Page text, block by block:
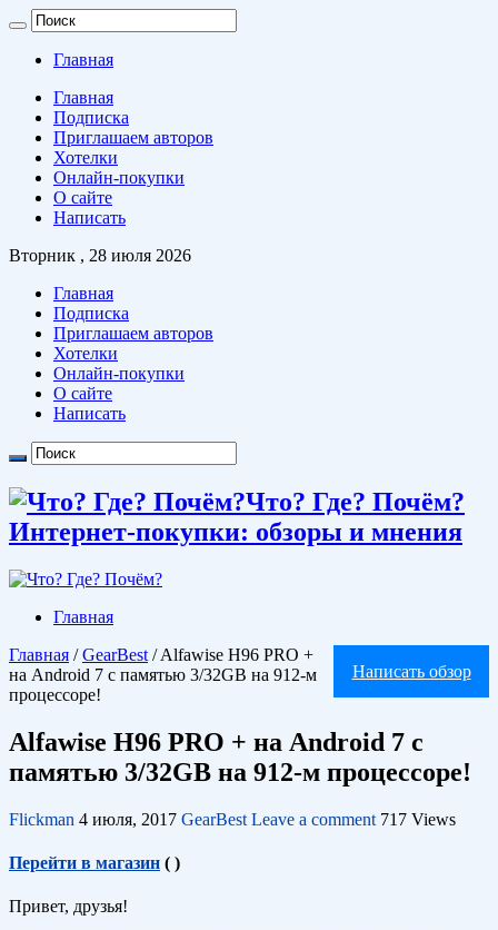
Главная
Главная
Подписка
Приглашаем авторов
Хотелки
Онлайн-покупки
О сайте
Написать
Вторник , 28 июля 2026
Главная
Подписка
Приглашаем авторов
Хотелки
Онлайн-покупки
О сайте
Написать
Что? Где? Почём?
Интернет-покупки: обзоры и мнения
Главная
Написать обзор
Главная / GearBest / Alfawise H96 PRO +
на Android 7 с памятью 3/32GB на 912-м
процессоре!
Alfawise H96 PRO + на Android 7 с
памятью 3/32GB на 912-м процессоре!
Flickman 4 июля, 2017 GearBest Leave a comment 717 Views
Перейти в магазин ( )
Привет, друзья!